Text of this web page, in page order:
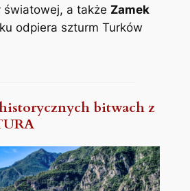
światowej, a także Zamek
odpiera szturm Turków
bitwach z